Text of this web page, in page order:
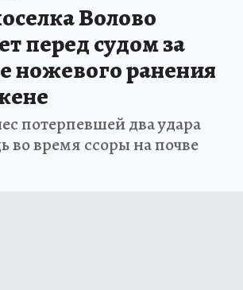
Волово
перед судом за
ножевого ранения
потерпевшей два удара
во время ссоры на почве